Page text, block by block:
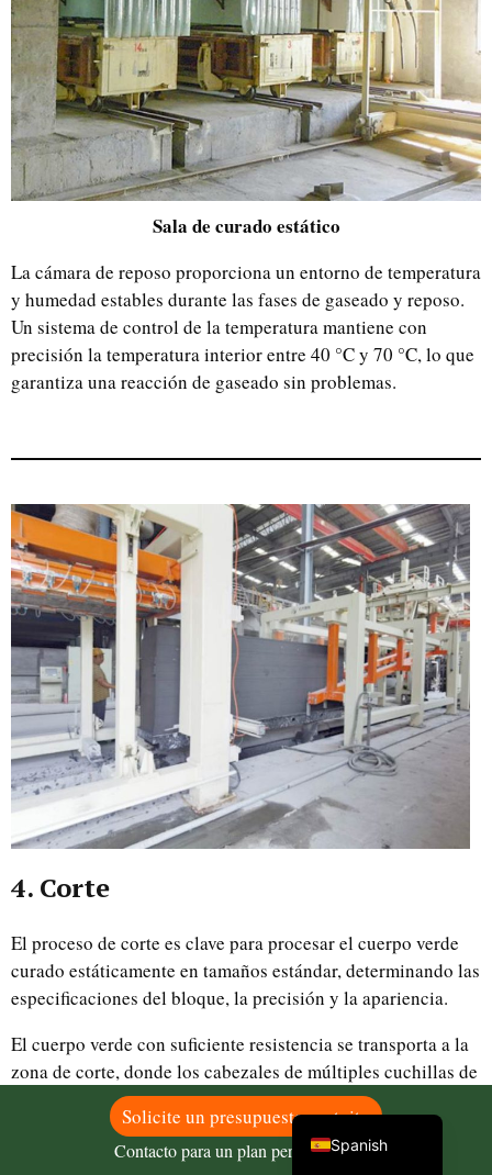
Sala de curado estático
La cámara de reposo proporciona un entorno de temperatura
y humedad estables durante las fases de gaseado y reposo.
Un sistema de control de la temperatura mantiene con
precisión la temperatura interior entre 40 °C y 70 °C, lo que
garantiza una reacción de gaseado sin problemas.
4. Corte
El proceso de corte es clave para procesar el cuerpo verde
curado estáticamente en tamaños estándar, determinando las
especificaciones del bloque, la precisión y la apariencia.
El cuerpo verde con suficiente resistencia se transporta a la
zona de corte, donde los cabezales de múltiples cuchillas de
la máquina de corte de hormigón celular trabajan juntos
para el corte horizontal y vertical, dividiendo el gran cuerpo
verde en bloques o placas estándar.
Solicite un presupuesto gratuito
Contacto para un plan personalizado
Spanish
English
French
Arabic
Russian
Portuguese
Indonesian
Malay
Uzbek